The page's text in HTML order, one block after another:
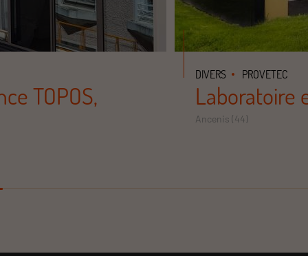
TOPOS,
DIVERS PROVETEC
Laboratoire
Ancenis (44)